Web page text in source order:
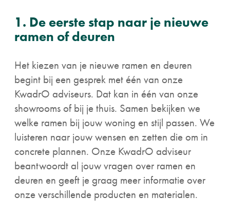
1. De eerste stap naar je nieuwe
ramen of deuren
Het kiezen van je nieuwe ramen en deuren
begint bij een gesprek met één van onze
KwadrO adviseurs. Dat kan in één van onze
showrooms of bij je thuis. Samen bekijken we
welke ramen bij jouw woning en stijl passen. We
luisteren naar jouw wensen en zetten die om in
concrete plannen. Onze KwadrO adviseur
beantwoordt al jouw vragen over ramen en
deuren en geeft je graag meer informatie over
onze verschillende producten en materialen.